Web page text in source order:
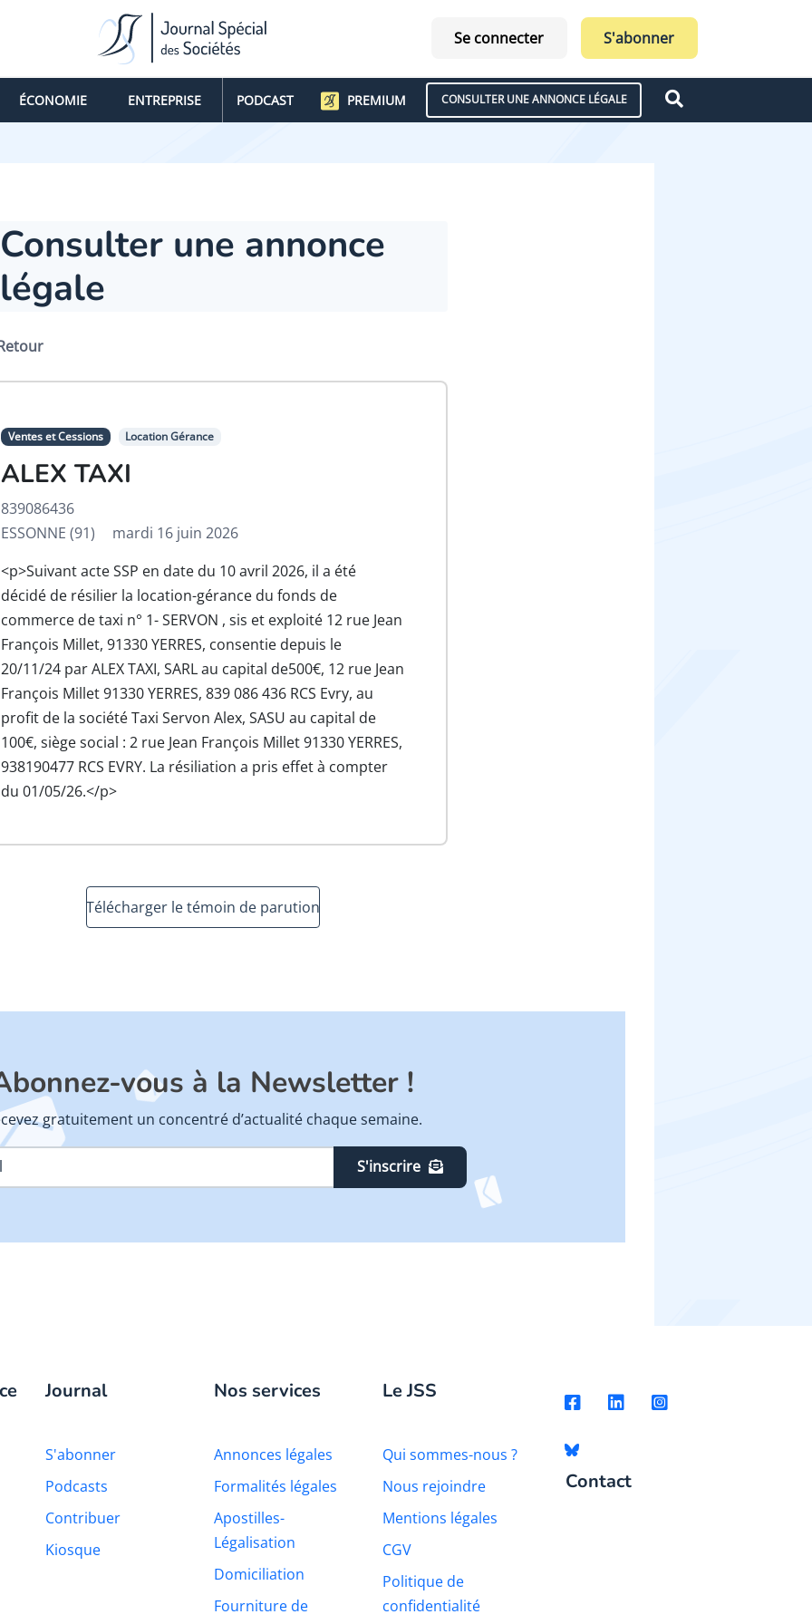
Se connecter S'abonner
ÉCONOMIE ENTREPRISE PODCAST PREMIUM CONSULTER UNE ANNONCE LÉGALE
Consulter une annonce
légale
Ventes et Cessions Location Gérance
ALEX TAXI
839086436
ESSONNE (91)
mardi 16 juin 2026
<p>Suivant acte SSP en date du 10 avril 2026, il a été
décidé de résilier la location-gérance du fonds de
commerce de taxi n° 1- SERVON , sis et exploité 12 rue Jean
François Millet, 91330 YERRES, consentie depuis le
20/11/24 par ALEX TAXI, SARL au capital de500€, 12 rue Jean
François Millet 91330 YERRES, 839 086 436 RCS Evry, au
profit de la société Taxi Servon Alex, SASU au capital de
100€, siège social : 2 rue Jean François Millet 91330 YERRES,
938190477 RCS EVRY. La résiliation a pris effet à compter
du 01/05/26.</p>
Télécharger le témoin de parution
vous à la Newsletter !
gratuitement un concentré d’actualité chaque semaine.
S'inscrire
Journal
S'abonner
Podcasts
Contribuer
Kiosque
Nos services
Annonces légales
Formalités légales
Apostilles-
Légalisation
Domiciliation
Fourniture de
Le JSS
Qui sommes-nous ?
Nous rejoindre
Mentions légales
CGV
Politique de
confidentialité
Contact